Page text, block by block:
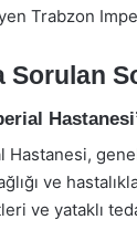
Trabzon
Sorulan
ve
ve yataklı